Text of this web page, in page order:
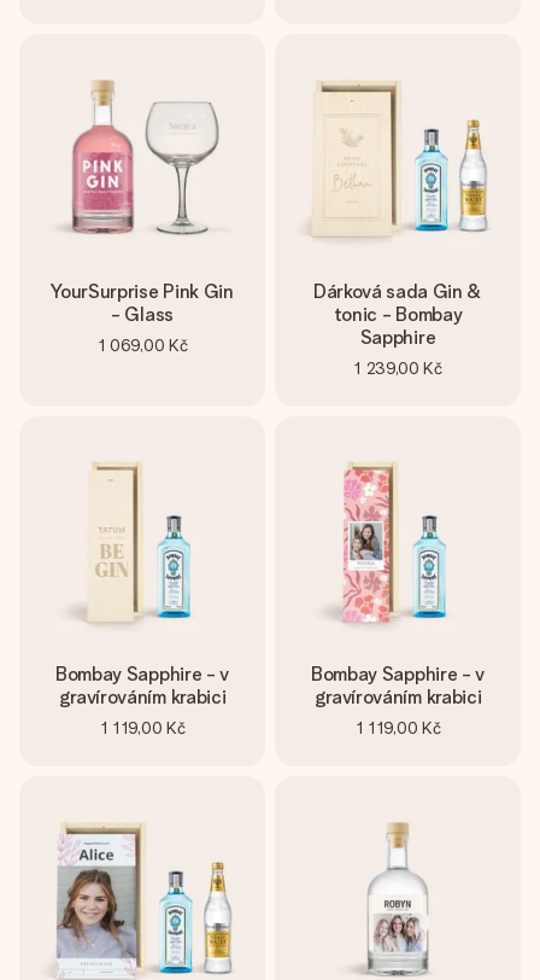
YourSurprise Pink Gin
- Glass
1 069,00 Kč
Dárková sada Gin &
tonic - Bombay
Sapphire
1 239,00 Kč
Bombay Sapphire - v
gravírováním krabici
1 119,00 Kč
Bombay Sapphire - v
gravírováním krabici
1 119,00 Kč